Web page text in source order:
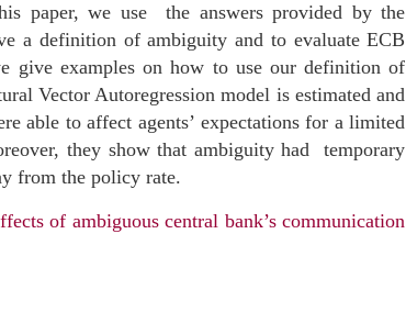
paper, we use the answers provided by the
a definition of ambiguity and to evaluate ECB
give examples on how to use our definition of
Vector Autoregression model is estimated and
able to affect agents’ expectations for a limited
they show that ambiguity had temporary
from the policy rate.
of ambiguous central bank’s communication